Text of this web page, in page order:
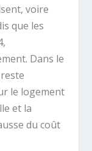
voire
que les
Dans le
le logement
et la
du coût